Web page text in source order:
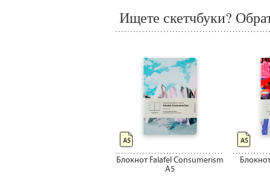
Ищете скетчбуки?
Блокнот Falafel Consumerism
А5
А5 А5